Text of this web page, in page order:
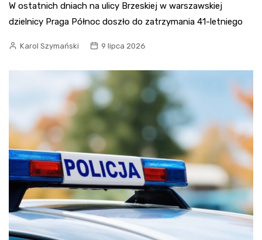
W ostatnich dniach na ulicy Brzeskiej w warszawskiej
dzielnicy Praga Północ doszło do zatrzymania 41-letniego
Karol Szymański 9 lipca 2026